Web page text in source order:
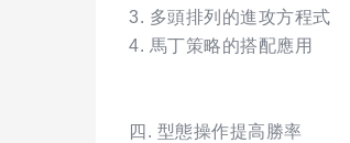
3. 多頭排列的進攻方程式
4. 馬丁策略的搭配應用
四. 型態操作提高勝率